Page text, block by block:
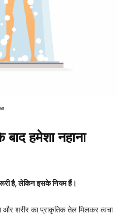
हमेशा नहाना
है, लेकिन इसके नियम हैं।
शरीर का प्राकृतिक तेल मिलकर त्वचा